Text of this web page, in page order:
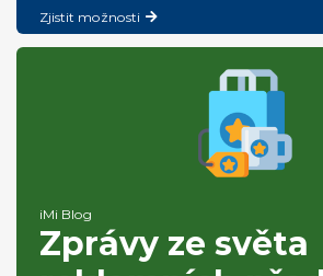
Zjistit možnosti
iMi Blog
Zprávy ze světa